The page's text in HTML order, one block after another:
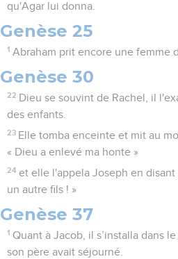
qu'Agar lui donna.
Genèse 25
1 Abraham prit encore une femme
Genèse 30
22 Dieu se souvint de Rachel, il
des enfants.
23 Elle tomba enceinte et mit au
« Dieu a enlevé ma honte »
24 et elle l'appela Joseph en
un autre fils ! »
Genèse 37
1 Quant à Jacob, il s’installa dans
son père avait séjourné.